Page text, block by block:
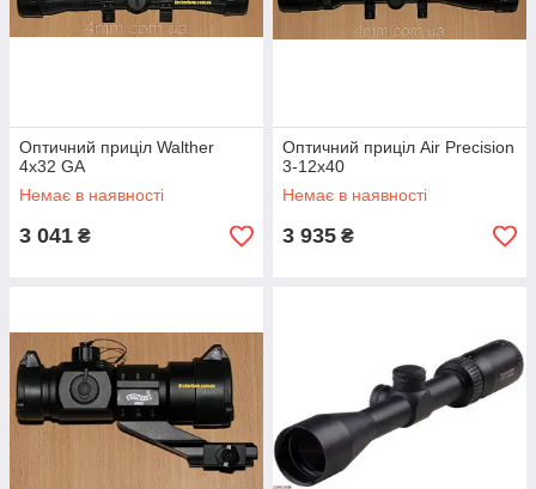
Оптичний приціл Walther
4x32 GA
Немає в наявності
3 041 ₴
Оптичний приціл Air Precision
3-12х40
Немає в наявності
3 935 ₴